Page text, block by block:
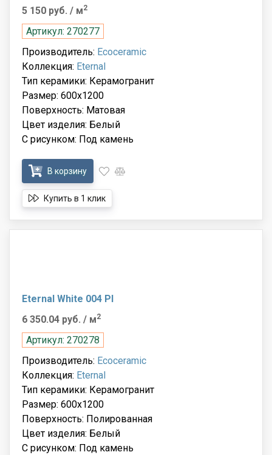
5 150 руб. / м2
Артикул: 270277
Производитель: Ecoceramic
Коллекция: Eternal
Тип керамики: Керамогранит
Размер: 600x1200
Поверхность: Матовая
Цвет изделия: Белый
С рисунком: Под камень
В корзину
Купить в 1 клик
Eternal White 004 Pl
6 350.04 руб. / м2
Артикул: 270278
Производитель: Ecoceramic
Коллекция: Eternal
Тип керамики: Керамогранит
Размер: 600x1200
Поверхность: Полированная
Цвет изделия: Белый
С рисунком: Под камень